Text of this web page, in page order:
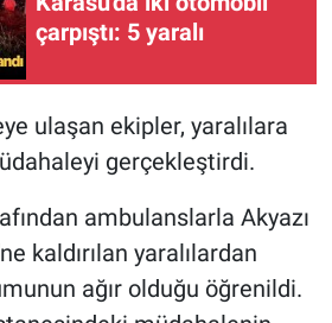
çarpıştı: 5 yaralı
ulaşan ekipler, yaralılara
gerçekleştirdi.
ambulanslarla Akyazı
kaldırılan yaralılardan
ağır olduğu öğrenildi.